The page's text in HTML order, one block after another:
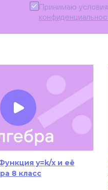
Принимаю условия
y=k/x и её
8 класс